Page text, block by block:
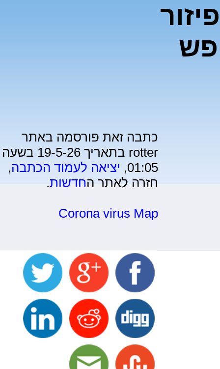
כתבה זאת פורסמה באתר
rotter בתאריך 19-5-26 בשעה
01:05, יציאה לעמוד הכתבה,
חזרה לאתר החדשות.
Corona virus Map